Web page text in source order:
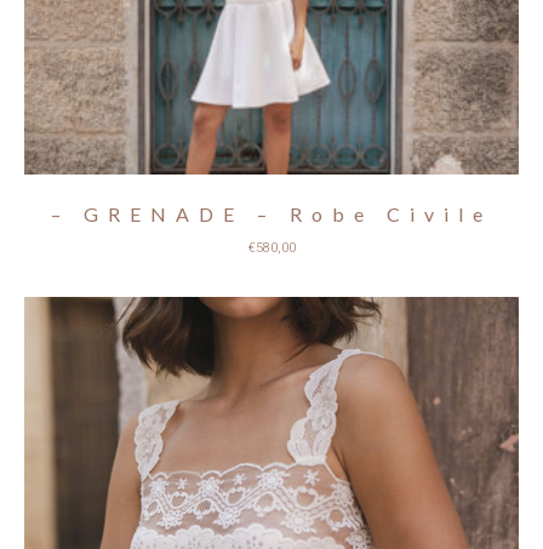
– GRENADE – Robe Civile
€580,00